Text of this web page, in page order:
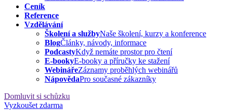
Ceník
Reference
Vzdělávání
Školení a službyNaše školení, kurzy a konference
BlogČlánky, návody, informace
PodcastyKdyž nemáte prostor pro čtení
E-bookyE-booky a příručky ke stažení
WebinářeZáznamy proběhlých webinářů
NápovědaPro současné zákazníky
Domluvit si schůzku
Vyzkoušet zdarma